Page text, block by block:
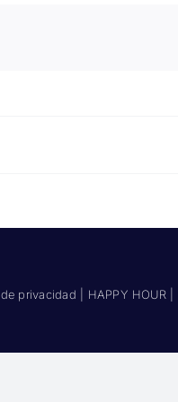
privacidad HAPPY HOUR|